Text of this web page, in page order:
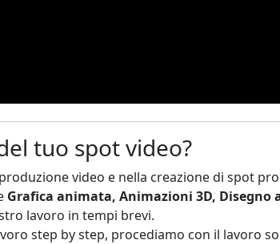
tuo spot video?
video e nella creazione di spot
Grafica animata, Animazioni 3D, Disegno
lavoro in tempi brevi.
step by step, procediamo con il lavoro